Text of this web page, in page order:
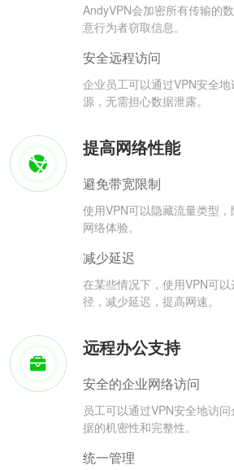
AndyVPN会加密所有传输的
意行为者窃取信息。
安全远程访问
企业员工可以通过VPN安全
源，无需担心数据泄露。
提高网络性能
避免带宽限制
使用VPN可以隐藏流量类型
网络体验。
减少延迟
在某些情况下，使用VPN可
径，减少延迟，提高网速。
远程办公支持
安全的企业网络访问
员工可以通过VPN安全地访
据的机密性和完整性。
统一管理